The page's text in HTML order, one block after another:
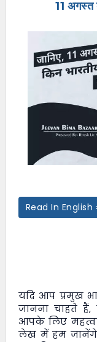
11 अगस्त
Read In English
यदि आप प्रमुख
जानना चाहते
आपके लिए
लेख में हम जानेंगे